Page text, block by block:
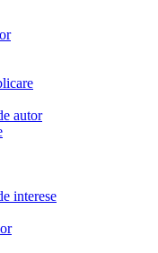
autor
interese